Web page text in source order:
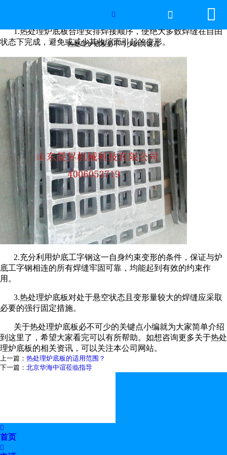
网站首页
2026年国际足联世界杯
服务优势
新闻资讯
工程案例
厂容厂景
荣誉资质
联系我们

热处理炉底板必不可少的关键点
 
热处理炉底板必不可少的关键点
1.热处理炉底板合理安排焊接顺序，使绝大多数焊缝在自由
状态下完成，避免或减少其收缩而引起的变形。
2.充分利用炉底工字钢这一自身约束变形的条件，保证与炉
底工字钢相连的所有焊缝牢固可靠，均能起到有效的约束作
用。
3.热处理炉底板对处于悬空状态且变形量较大的焊缝应采取
必要的强行固定措施。
关于热处理炉底板必不可少的关键点小编就为大家简单介绍
到这里了，希望大家看完可以有所帮助。如想咨询更多关于热处
理炉底板的相关资讯，可以关注本公司网站。
上一篇： 热处理炉底板的适用范围？
下一篇： 北京华海中谊莅临指导

首页
